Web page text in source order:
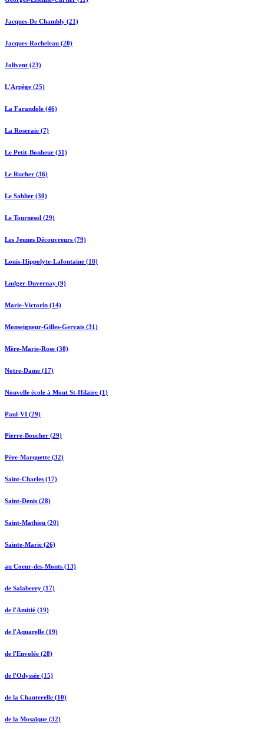
Jacques-De Chambly (21)
Jacques-Rocheleau (20)
Jolivent (23)
L'Arpège (25)
La Farandole (46)
La Roseraie (7)
Le Petit-Bonheur (31)
Le Rucher (36)
Le Sablier (30)
Le Tournesol (29)
Les Jeunes Découvreurs (79)
Louis-Hippolyte-Lafontaine (18)
Ludger-Duvernay (9)
Marie-Victorin (14)
Monseigneur-Gilles-Gervais (31)
Mère-Marie-Rose (30)
Notre-Dame (17)
Nouvelle école à Mont St-Hilaire (1)
Paul-VI (29)
Pierre-Boucher (29)
Père-Marquette (32)
Saint-Charles (17)
Saint-Denis (28)
Saint-Mathieu (20)
Sainte-Marie (26)
au Coeur-des-Monts (13)
de Salaberry (17)
de l'Amitié (19)
de l'Aquarelle (19)
de l'Envolée (28)
de l'Odyssée (15)
de la Chanterelle (10)
de la Mosaïque (32)